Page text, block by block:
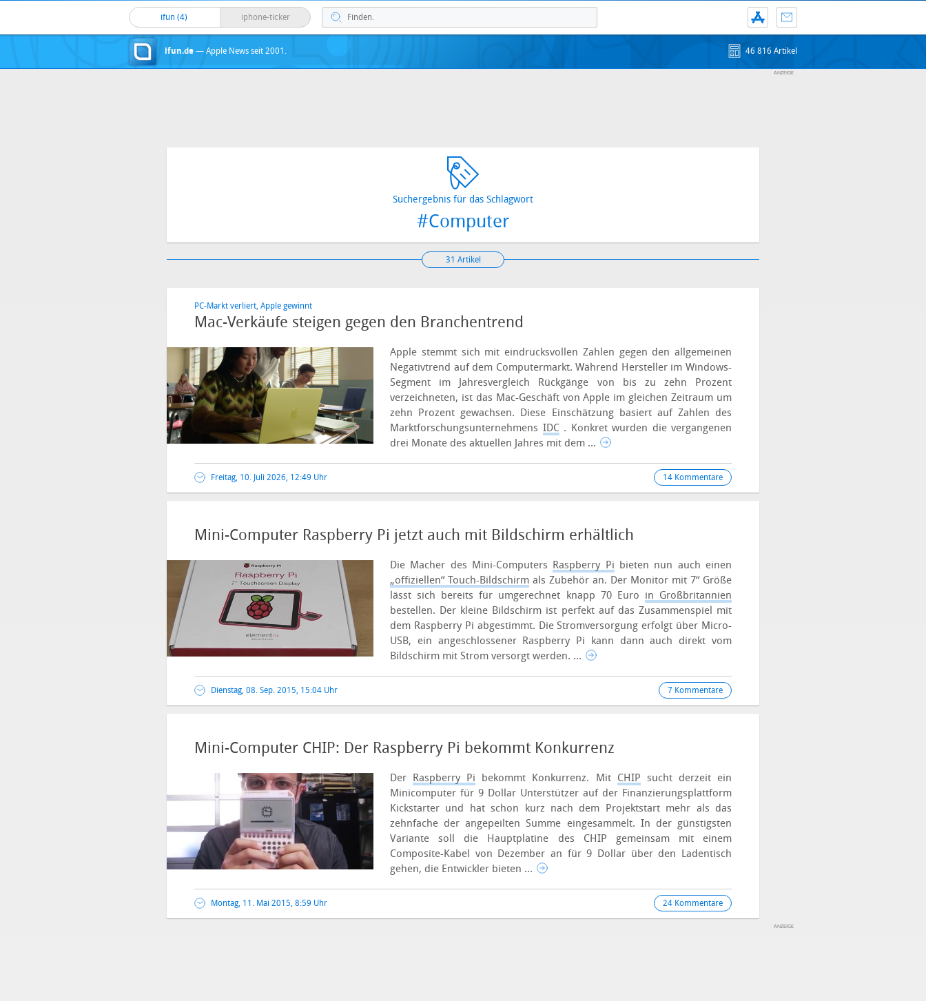
ifun (4) iphone-ticker
ifun.de — Apple News seit 2001. 46 816 Artikel
Suchergebnis für das Schlagwort
#Computer
31 Artikel
PC-Markt verliert, Apple gewinnt
Mac-Verkäufe steigen gegen den Branchentrend
Apple stemmt sich mit eindrucksvollen Zahlen gegen den allgemeinen
Negativtrend auf dem Computermarkt. Während Hersteller im Windows-
Segment im Jahresvergleich Rückgänge von bis zu zehn Prozent
verzeichneten, ist das Mac-Geschäft von Apple im gleichen Zeitraum um
zehn Prozent gewachsen. Diese Einschätzung basiert auf Zahlen des
Marktforschungsunternehmens IDC. Konkret wurden die vergangenen
drei Monate des aktuellen Jahres mit dem ...
Freitag, 10. Juli 2026, 12:49 Uhr 14 Kommentare
Mini-Computer Raspberry Pi jetzt auch mit Bildschirm erhältlich
Die Macher des Mini-Computers Raspberry Pi bieten nun auch einen
„offiziellen“ Touch-Bildschirm als Zubehör an. Der Monitor mit 7“ Größe
lässt sich bereits für umgerechnet knapp 70 Euro in Großbritannien
bestellen. Der kleine Bildschirm ist perfekt auf das Zusammenspiel mit
dem Raspberry Pi abgestimmt. Die Stromversorgung erfolgt über Micro-
USB, ein angeschlossener Raspberry Pi kann dann auch direkt vom
Bildschirm mit Strom versorgt werden. ...
Dienstag, 08. Sep. 2015, 15:04 Uhr 7 Kommentare
Mini-Computer CHIP: Der Raspberry Pi bekommt Konkurrenz
Der Raspberry Pi bekommt Konkurrenz. Mit CHIP sucht derzeit ein
Minicomputer für 9 Dollar Unterstützer auf der Finanzierungsplattform
Kickstarter und hat schon kurz nach dem Projektstart mehr als das
zehnfache der angepeilten Summe eingesammelt. In der günstigsten
Variante soll die Hauptplatine des CHIP gemeinsam mit einem
Composite-Kabel von Dezember an für 9 Dollar über den Ladentisch
gehen, die Entwickler bieten ...
Montag, 11. Mai 2015, 8:59 Uhr 24 Kommentare